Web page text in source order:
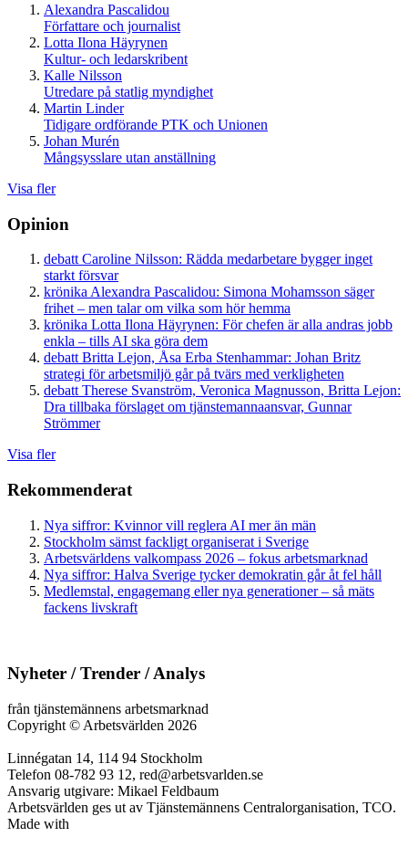
Alexandra Pascalidou
Författare och journalist
Lotta Ilona Häyrynen
Kultur- och ledarskribent
Kalle Nilsson
Utredare på statlig myndighet
Martin Linder
Tidigare ordförande PTK och Unionen
Johan Murén
Mångsysslare utan anställning
Visa fler
Opinion
debatt Caroline Nilsson: Rädda medarbetare bygger inget
starkt försvar
krönika Alexandra Pascalidou: Simona Mohamsson säger
frihet – men talar om vilka som hör hemma
krönika Lotta Ilona Häyrynen: För chefen är alla andras jobb
enkla – tills AI ska göra dem
debatt Britta Lejon, Åsa Erba Stenhammar: Johan Britz
strategi för arbetsmiljö går på tvärs med verkligheten
debatt Therese Svanström, Veronica Magnusson, Britta Lejon:
Dra tillbaka förslaget om tjänstemannaansvar, Gunnar
Strömmer
Visa fler
Rekommenderat
Nya siffror: Kvinnor vill reglera AI mer än män
Stockholm sämst fackligt organiserat i Sverige
Arbetsvärldens valkompass 2026 – fokus arbetsmarknad
Nya siffror: Halva Sverige tycker demokratin går åt fel håll
Medlemstal, engagemang eller nya generationer – så mäts
fackens livskraft
Nyheter / Trender / Analys
från tjänstemännens arbetsmarknad
Copyright © Arbetsvärlden 2026
Linnégatan 14, 114 94 Stockholm
Telefon 08-782 93 12, red@arbetsvarlden.se
Ansvarig utgivare: Mikael Feldbaum
Arbetsvärlden ges ut av Tjänstemännens Centralorganisation, TCO.
Made with